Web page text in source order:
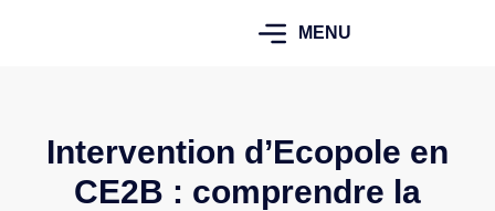
MENU
Intervention d’Ecopole en
CE2B : comprendre la